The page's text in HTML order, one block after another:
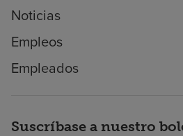
Noticias
Empleos
Empleados
Suscríbase a nuestro